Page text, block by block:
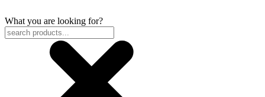
What you are looking for?